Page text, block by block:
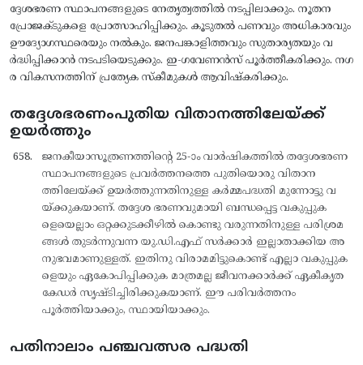
ദ്ദേശഭരണ സ്ഥാപനങ്ങളുടെ നേതൃത്വത്തില്‍ നടപ്പിലാക്കും. നൂതന
പ്രോജക്ടുകളെ പ്രോത്സാഹിപ്പിക്കും. കൂടുതല്‍ പണവും അധികാരവും
ഊദ്യോഗസ്ഥരെയും നല്‍കും. ജനപങ്കാളിത്തവും സുതാര്യതയും വ
ര്‍ദ്ധിപ്പിക്കാന്‍ നടപടിയെടുക്കും. ഇ-ഗവേണന്‍സ് പൂര്‍ത്തീകരിക്കും. നഗ
ര വികസനത്തിന് പ്രത്യേക സ്കീമുകള്‍ ആവിഷ്കരിക്കും.
തദ്ദേശഭരണംപുതിയ വിതാനത്തിലേയ്ക്ക്
ഉയർത്തും
ജനകീയാസൂത്രണത്തിന്റെ 25-ാം വാര്‍ഷികത്തില്‍ തദ്ദേശഭരണ
സ്ഥാപനങ്ങളുടെ പ്രവര്‍ത്തനത്തെ പുതിയൊരു വിതാന
ത്തിലേയ്ക്ക് ഉയര്‍ത്തുന്നതിനുള്ള കര്‍മ്മപദ്ധതി മുന്നോട്ടു വ
യ്ക്കുകയാണ്. തദ്ദേശ ഭരണവുമായി ബന്ധപ്പെട്ട വകുപ്പുക
ളെയെല്ലാം ഒറ്റക്കുടക്കീഴില്‍ കൊണ്ടു വരുന്നതിനുള്ള പരിശ്രമ
ങ്ങള്‍ തുടര്‍ന്നുവന്ന യു.ഡി.എഫ് സര്‍ക്കാര്‍ ഇല്ലാതാക്കിയ അ
നുഭവമാണുള്ളത്. ഇതിനു വിരാമമിട്ടുകൊണ്ട് എല്ലാ വകുപ്പുക
ളെയും ഏകോപിപ്പിക്കുക മാത്രമല്ല ജീവനക്കാര്‍ക്ക് ഏകീകൃത
കേഡര്‍ സൃഷ്ടിച്ചിരിക്കുകയാണ്. ഈ പരിവര്‍ത്തനം
പൂര്‍ത്തിയാക്കും, സ്ഥായിയാക്കും.
പതിനാലാം പഞ്ചവത്സര പദ്ധതി